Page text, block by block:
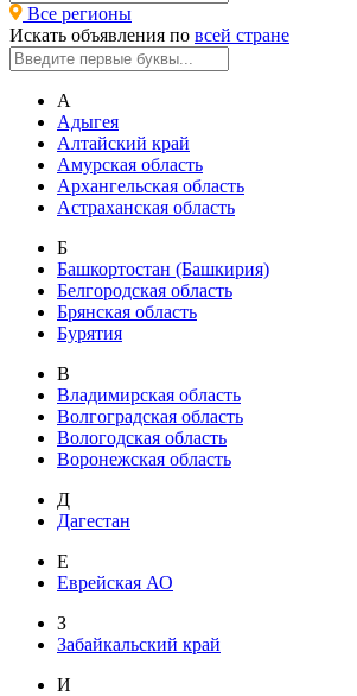
Все регионы
Искать объявления по всей стране
А
Адыгея
Алтайский край
Амурская область
Архангельская область
Астраханская область
Б
Башкортостан (Башкирия)
Белгородская область
Брянская область
Бурятия
В
Владимирская область
Волгоградская область
Вологодская область
Воронежская область
Д
Дагестан
Е
Еврейская АО
З
Забайкальский край
И